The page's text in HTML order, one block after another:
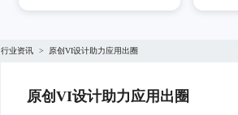
行业资讯 > 原创VI设计助力应用出圈
原创VI设计助力应用出圈